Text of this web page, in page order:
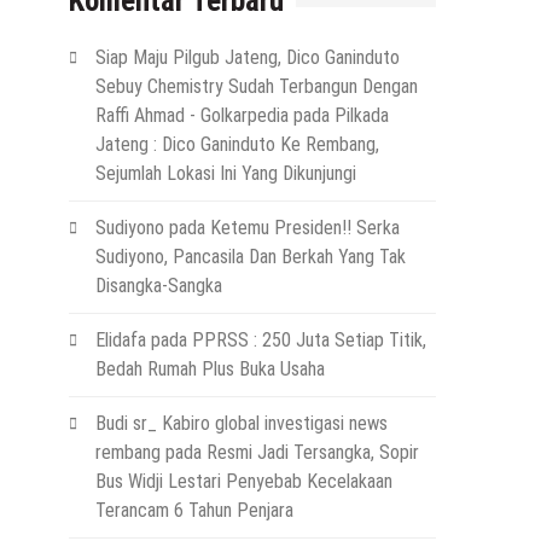
Siap Maju Pilgub Jateng, Dico Ganinduto
Sebuy Chemistry Sudah Terbangun Dengan
Raffi Ahmad - Golkarpediapada Pilkada
Jateng : Dico Ganinduto Ke Rembang,
Sejumlah Lokasi Ini Yang Dikunjungi
Sudiyono pada Ketemu Presiden!! Serka
Sudiyono, Pancasila Dan Berkah Yang Tak
Disangka-Sangka
Elidafapada PPRSS : 250 Juta Setiap Titik,
Bedah Rumah Plus Buka Usaha
Budi sr_ Kabiro global investigasi news
rembang pada Resmi Jadi Tersangka, Sopir
Bus Widji Lestari Penyebab Kecelakaan
Terancam 6 Tahun Penjara